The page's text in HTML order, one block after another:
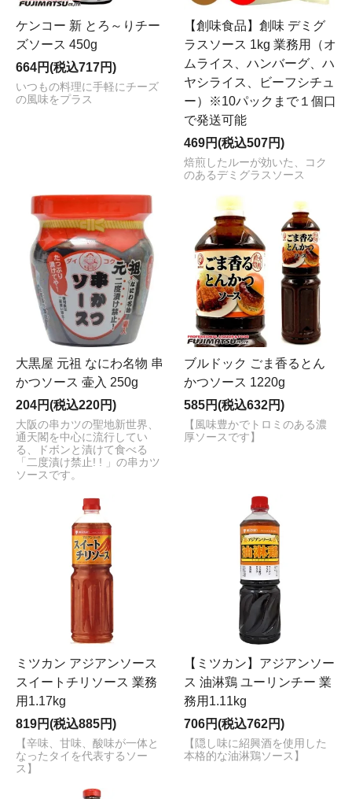
ケンコー 新 とろ～りチー
ズソース 450g
664円(税込717円)
いつもの料理に手軽にチーズ
の風味をプラス
【創味食品】創味 デミグ
ラスソース 1kg 業務用（オ
ムライス、ハンバーグ、ハ
ヤシライス、ビーフシチュ
ー）※10パックまで１個口
で発送可能
469円(税込507円)
焙煎したルーが効いた、コク
のあるデミグラスソース
大黒屋 元祖 なにわ名物 串
かつソース 壷入 250g
204円(税込220円)
大阪の串カツの聖地新世界、
通天閣を中心に流行してい
る、ドボンと漬けて食べる
「二度漬け禁止! ! 」の串カツ
ソースです。
ブルドック ごま香るとん
かつソース 1220g
585円(税込632円)
【風味豊かでトロミのある濃
厚ソースです】
ミツカン アジアンソース
スイートチリソース 業務
用1.17kg
819円(税込885円)
【辛味、甘味、酸味が一体と
なったタイを代表するソー
ス】
【ミツカン】アジアンソー
ス 油淋鶏 ユーリンチー 業
務用1.11kg
706円(税込762円)
【隠し味に紹興酒を使用した
本格的な油淋鶏ソース】